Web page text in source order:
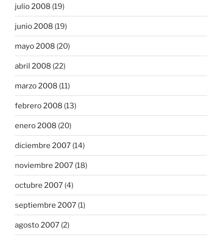
julio 2008 (19)
junio 2008 (19)
mayo 2008 (20)
abril 2008 (22)
marzo 2008 (11)
febrero 2008 (13)
enero 2008 (20)
diciembre 2007 (14)
noviembre 2007 (18)
octubre 2007 (4)
septiembre 2007 (1)
agosto 2007 (2)